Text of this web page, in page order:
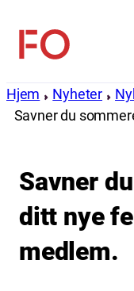
innhold
FO
Hjem Nyheter
Savner du
Savner
ditt nye
medlem.